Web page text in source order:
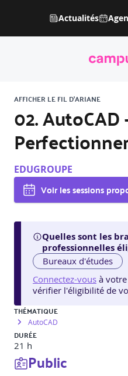
Actualités
AFFICHER LE FIL D'ARIANE
02. AutoCAD
EDUGROUPE
Voir les sessions
Quelles sont les
professionnelles
Bureaux d'études
Connectez-vous à
vérifier l'éligibilité de
THÉMATIQUE
AutoCAD
DURÉE
21 h
Public